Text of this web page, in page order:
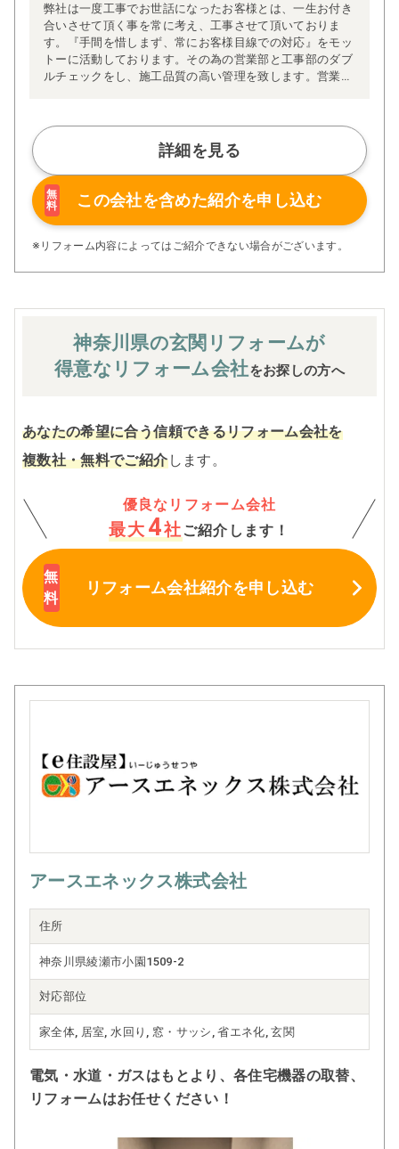
弊社は一度工事でお世話になったお客様とは、一生お付き
合いさせて頂く事を常に考え、工事させて頂いておりま
す。『手間を惜しまず、常にお客様目線での対応』をモッ
トーに活動しております。その為の営業部と工事部のダブ
ルチェックをし、施工品質の高い管理を致します。営業担
業、工事、職人とのコミュニケーション力により対応でき
イレギュラーな対応もお任せ下さい。豊富な施工スキル、
経験値により色々なご提案をさせて頂きます。逆に必要の
ない工事は、正直にお伝え致します。何故なら、その先も
お付き合いさせて頂きたいからです。
そんな日頃の対応を評価して頂いた結果が、リピート率の
高さやご紹介を頂き、高評価な口コミも頂けております。
の対応もしています。
詳細を見る
無
料
この会社を含めた紹介を申し込む
※リフォーム内容によってはご紹介できない場合がございます。
神奈川県の玄関 リフォームが
得意なリフォーム会社をお探しの方へ
あなたの希望に合う信頼できるリフォーム会社を
複数社・無料でご紹介します。
優良なリフォーム会社
最大 4社 ご紹介します！
リフォーム会社紹介を申し込む
アースエネックス株式会社
住所
神奈川県綾瀬市小園1509-2
対応部位
家全体, 居室, 水回り, 窓・サッシ, 省エネ化, 玄関
電気・水道・ガスはもとより、各住宅機器の取替、
リフォームはお任せください！